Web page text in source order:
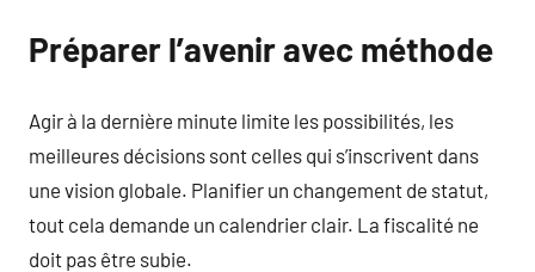
Préparer l’avenir avec méthode
Agir à la dernière minute limite les possibilités, les
meilleures décisions sont celles qui s’inscrivent dans
une vision globale. Planifier un changement de statut,
tout cela demande un calendrier clair. La fiscalité ne
doit pas être subie.